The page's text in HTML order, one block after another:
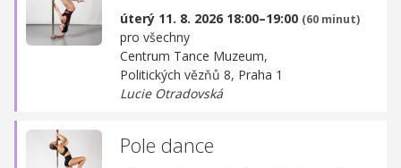
úterý 11. 8. 2026 18:00–19:00 (60 minut)
pro všechny
Centrum Tance Muzeum,
Politických vězňů 8, Praha 1
Lucie Otradovská
Pole dance